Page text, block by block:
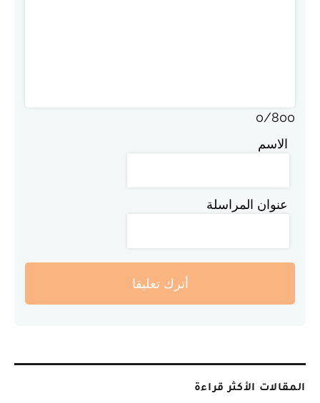
0/800
الاسم
عنوان المراسلة
أترك تعليقا
المقالات الأكثر قراءة